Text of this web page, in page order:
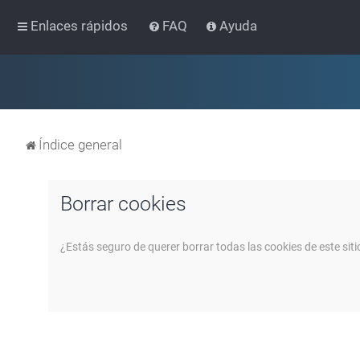
Enlaces rápidos FAQ Ayuda
Índice general
Borrar cookies
¿Estás seguro de querer borrar todas las cookies de este